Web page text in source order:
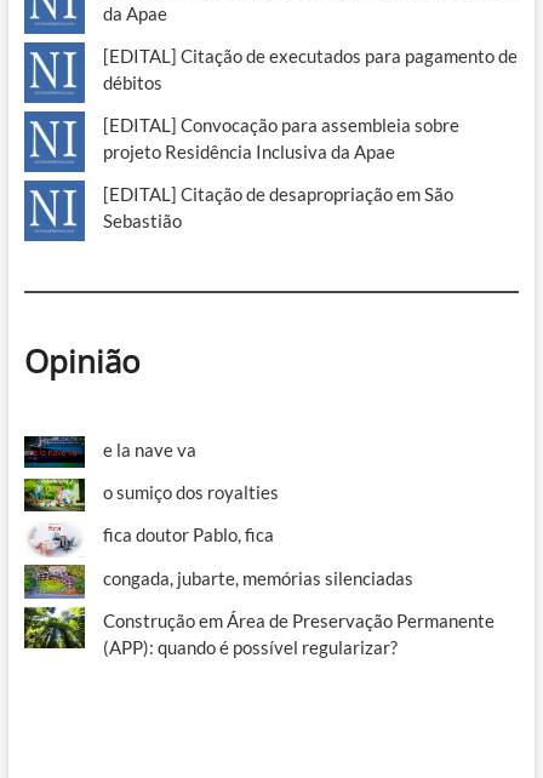
da Apae
[EDITAL] Citação de executados para pagamento de
débitos
[EDITAL] Convocação para assembleia sobre
projeto Residência Inclusiva da Apae
[EDITAL] Citação de desapropriação em São
Sebastião
Opinião
e la nave va
o sumiço dos royalties
fica doutor Pablo, fica
congada, jubarte, memórias silenciadas
Construção em Área de Preservação Permanente
(APP): quando é possível regularizar?